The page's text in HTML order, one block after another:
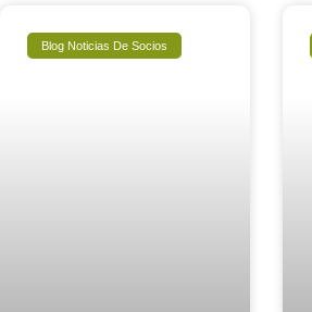
Blog Noticias De Socios